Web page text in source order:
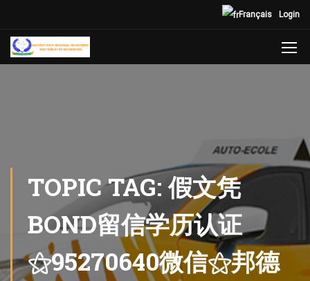
Login
Français
TOPIC TAG: 假文凭
BOND留信学历认证
⚝95270640微信⚝邦德